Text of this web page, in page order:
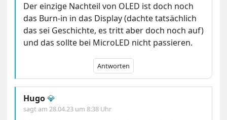
Der einzige Nachteil von OLED ist doch noch
das Burn-in in das Display (dachte tatsächlich
das sei Geschichte, es tritt aber doch noch auf)
und das sollte bei MicroLED nicht passieren.
Antworten
Hugo💎
sagt am28.04.23 um 8:38 Uhr